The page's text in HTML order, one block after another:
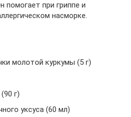
помогает при гриппе и
насморке.
молотой куркумы (5 г)
г)
уксуса (60 мл)